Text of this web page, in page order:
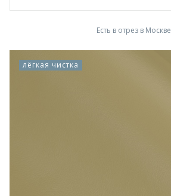
Есть в отрез в Москве
лёгкая чистка